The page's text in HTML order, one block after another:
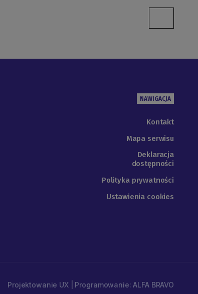
NAWIGACJA
Kontakt
Mapa serwisu
Deklaracja
dostępności
Polityka prywatności
Ustawienia cookies
Projektowanie UX | Programowanie: ALFA BRAVO